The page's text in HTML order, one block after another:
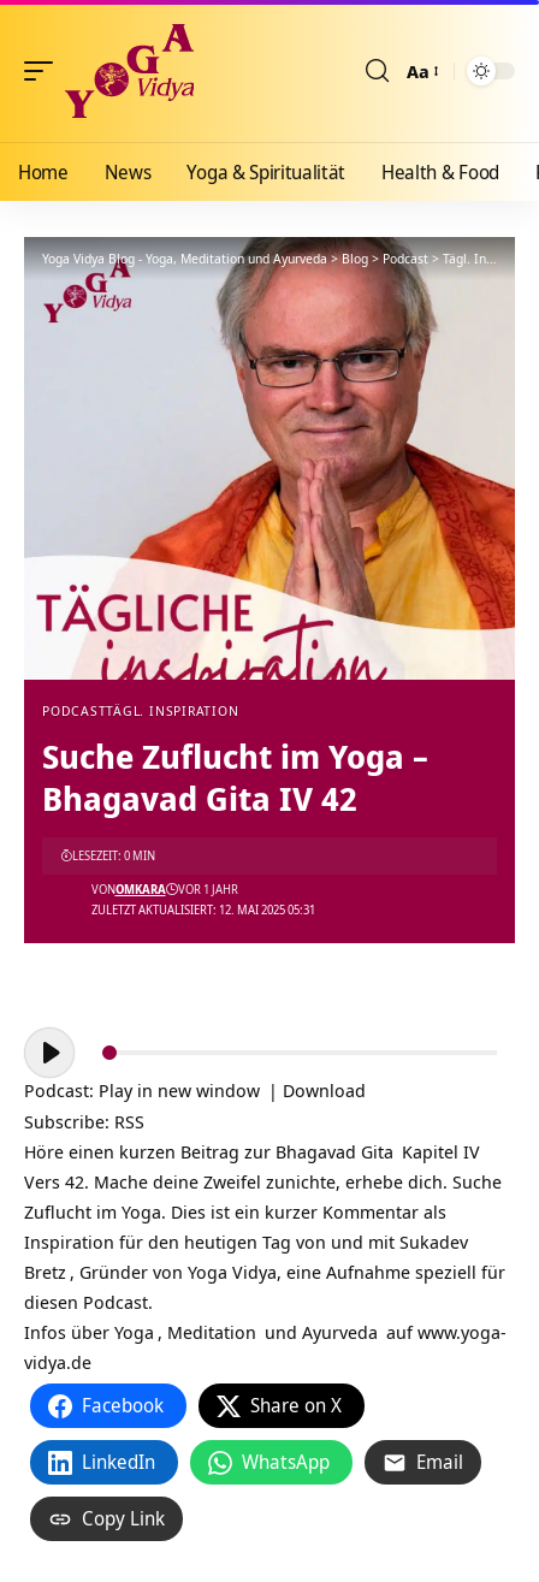
Aa
Home News Yoga & Spiritualität Health & Food
Yoga Vidya Blog - Yoga, Meditation und Ayurveda>Blog>Podcast>Tägl. Inspiration
PODCASTTÄGL. INSPIRATION
Suche Zuflucht im Yoga –
Bhagavad Gita IV 42
ZULETZT AKTUALISIERT: 12. MAI 2025 05:31
VONOMKARA VOR 1 JAHR
LESEZEIT: 0 MIN
Audio-
Player
Podcast: Play in new window | Download
Subscribe: RSS
Höre einen kurzen Beitrag zur Bhagavad Gita Kapitel IV
Vers 42. Mache deine Zweifel zunichte, erhebe dich. Suche
Zuflucht im Yoga. Dies ist ein kurzer Kommentar als
Inspiration für den heutigen Tag von und mit Sukadev
Bretz , Gründer von Yoga Vidya, eine Aufnahme speziell für
diesen Podcast.
Infos über Yoga , Meditation und Ayurveda aufwww.yoga-
vidya.de
Facebook Share on X
LinkedIn WhatsApp Email
Copy Link